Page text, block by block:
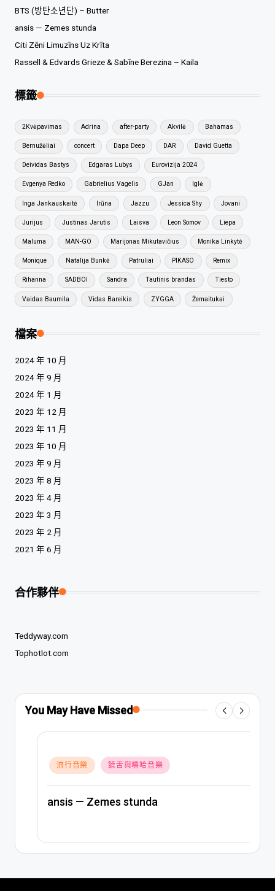
BTS (방탄소년단) – Butter
ansis — Zemes stunda
Citi Zēni Limuzīns Uz Krīta
Rassell & Edvards Grieze & Sabīne Berezina – Kaila
標籤
2Kvėpavimas Adrina after-party Akvilė Bahamas
Bernužėliai concert Dapa Deep DAR David Guetta
Deividas Bastys Edgaras Lubys Eurovizija 2024
Evgenya Redko Gabrielius Vagelis GJan Iglė
Inga Jankauskaitė Irūna Jazzu Jessica Shy Jovani
Jurijus Justinas Jarutis Laisva Leon Somov Liepa
Maluma MAN-GO Marijonas Mikutavičius Monika Linkytė
Monique Natalija Bunkė Patruliai PIKASO Remix
Rihanna SADBOI Sandra Tautinis brandas Tiesto
Vaidas Baumila Vidas Bareikis ZYGGA Žemaitukai
檔案
2024 年 10 月
2024 年 9 月
2024 年 1 月
2023 年 12 月
2023 年 11 月
2023 年 10 月
2023 年 9 月
2023 年 8 月
2023 年 4 月
2023 年 3 月
2023 年 2 月
2021 年 6 月
合作夥伴
Teddyway.com
Tophotlot.com
You May Have Missed
Posted流行音樂 饒舌與嘻哈音樂
ansis — Zemes stunda